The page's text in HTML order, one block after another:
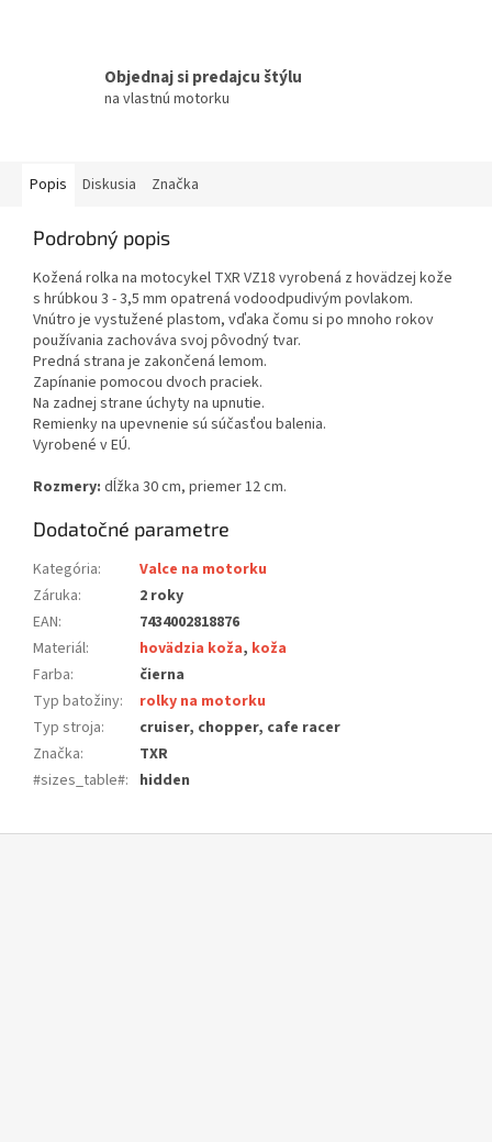
Objednaj si predajcu štýlu
na vlastnú motorku
Popis Diskusia Značka
Podrobný popis
Kožená rolka na motocykel TXR VZ18 vyrobená z hovädzej kože
s hrúbkou 3 - 3,5 mm opatrená vodoodpudivým povlakom.
Vnútro je vystužené plastom, vďaka čomu si po mnoho rokov
používania zachováva svoj pôvodný tvar.
Predná strana je zakončená lemom.
Zapínanie pomocou dvoch praciek.
Na zadnej strane úchyty na upnutie.
Remienky na upevnenie sú súčasťou balenia.
Vyrobené v EÚ.
Rozmery: dĺžka 30 cm, priemer 12 cm.
Dodatočné parametre
Kategória:
Valce na motorku
Záruka:
2 roky
EAN:
7434002818876
Materiál: hovädzia koža, koža
Farba:
čierna
Typ batožiny:
rolky na motorku
Typ stroja:
cruiser, chopper, cafe racer
Značka:
TXR
#sizes_table#: hidden